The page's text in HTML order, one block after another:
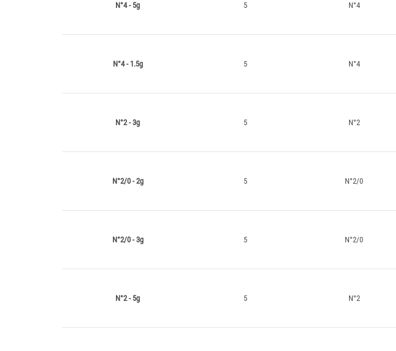
N°4 - 5g 5 N°4
N°4 - 1.5g 5 N°4
N°2 - 3g 5 N°2
N°2/0 - 2g 5 N°2/0
N°2/0 - 3g 5 N°2/0
N°2 - 5g 5 N°2